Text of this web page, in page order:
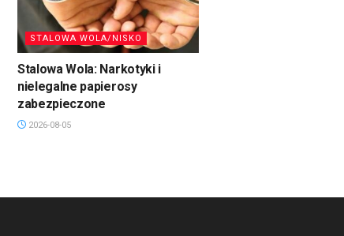
STALOWA WOLA/NISKO
Stalowa Wola: Narkotyki i
nielegalne papierosy
zabezpieczone
2026-08-05